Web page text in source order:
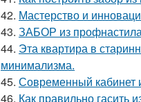
42. Мастерство и
43. ЗАБОР из
44. Эта квартира в
минимализма.
45. Современный кабинет
46. Как правильно гасить